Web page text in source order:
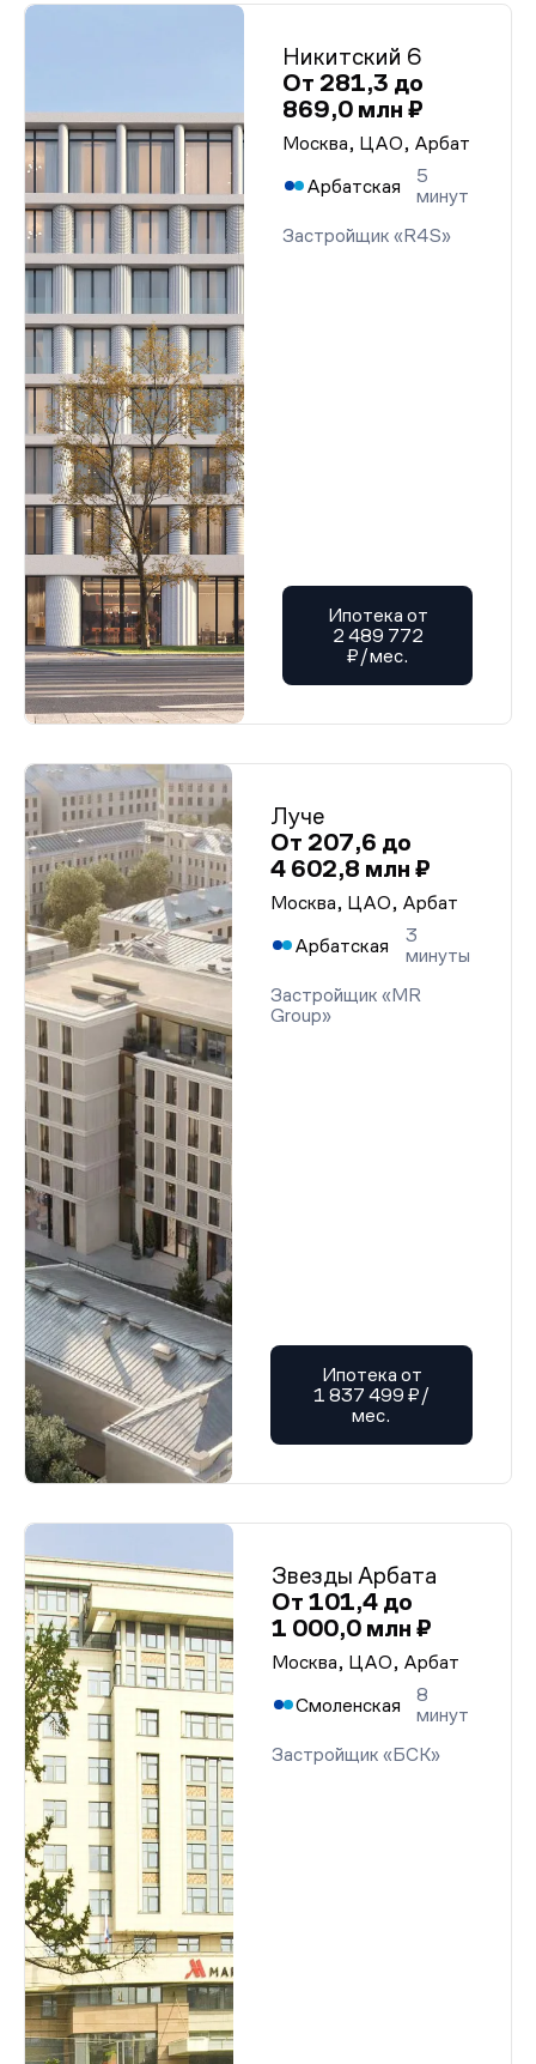
Никитский 6
От 281,3 до
869,0 млн ₽
Москва, ЦАО, Арбат
Арбатская
5
минут
Застройщик «R4S»
Ипотека от
2 489 772
₽/мес.
Луче
От 207,6 до
4 602,8 млн ₽
Москва, ЦАО, Арбат
Арбатская
3
минуты
Застройщик «MR
Group»
Ипотека от
1 837 499 ₽/
мес.
Звезды Арбата
От 101,4 до
1 000,0 млн ₽
Москва, ЦАО, Арбат
Смоленская
8
минут
Застройщик «БСК»